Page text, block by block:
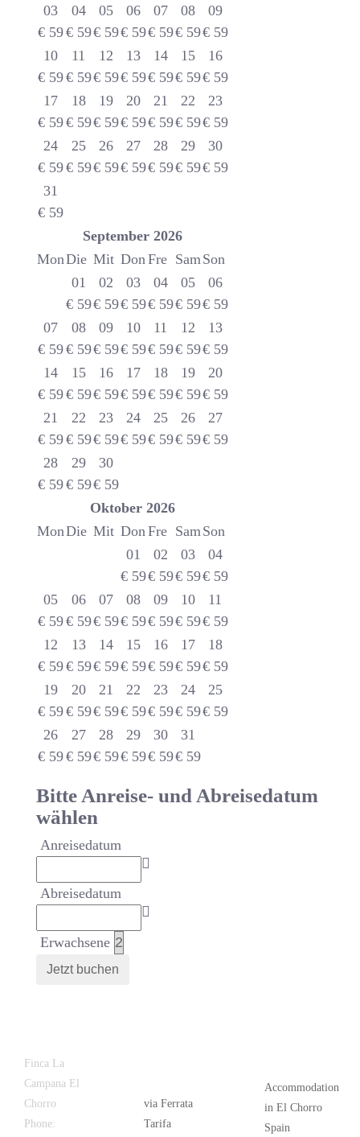
03
€ 59
04
€ 59
05
€ 59
06
€ 59
07
€ 59
08
€ 59
09
€ 59
10
€ 59
11
€ 59
12
€ 59
13
€ 59
14
€ 59
15
€ 59
16
€ 59
17
€ 59
18
€ 59
19
€ 59
20
€ 59
21
€ 59
22
€ 59
23
€ 59
24
€ 59
25
€ 59
26
€ 59
27
€ 59
28
€ 59
29
€ 59
30
€ 59
31
€ 59
September 2026
MonDie Mit DonFre SamSon
01
€ 59
02
€ 59
03
€ 59
04
€ 59
05
€ 59
06
€ 59
07
€ 59
08
€ 59
09
€ 59
10
€ 59
11
€ 59
12
€ 59
13
€ 59
14
€ 59
15
€ 59
16
€ 59
17
€ 59
18
€ 59
19
€ 59
20
€ 59
21
€ 59
22
€ 59
23
€ 59
24
€ 59
25
€ 59
26
€ 59
27
€ 59
28
€ 59
29
€ 59
30
€ 59
Oktober 2026
MonDie Mit DonFre SamSon
01
€ 59
02
€ 59
03
€ 59
04
€ 59
05
€ 59
06
€ 59
07
€ 59
08
€ 59
09
€ 59
10
€ 59
11
€ 59
12
€ 59
13
€ 59
14
€ 59
15
€ 59
16
€ 59
17
€ 59
18
€ 59
19
€ 59
20
€ 59
21
€ 59
22
€ 59
23
€ 59
24
€ 59
25
€ 59
26
€ 59
27
€ 59
28
€ 59
29
€ 59
30
€ 59
31
€ 59
Bitte Anreise- und Abreisedatum
wählen
Anreisedatum
Abreisedatum
Erwachsene
Finca La
Campana El
Chorro
Phone:
via Ferrata
Tarifa
Accommodation
in El Chorro
Spain